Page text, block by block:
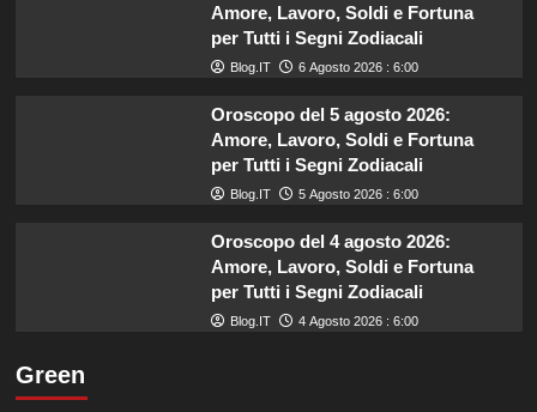
Amore, Lavoro, Soldi e Fortuna
per Tutti i Segni Zodiacali
Blog.IT 6 Agosto 2026 : 6:00
Oroscopo del 5 agosto 2026:
Amore, Lavoro, Soldi e Fortuna
per Tutti i Segni Zodiacali
Blog.IT 5 Agosto 2026 : 6:00
Oroscopo del 4 agosto 2026:
Amore, Lavoro, Soldi e Fortuna
per Tutti i Segni Zodiacali
Blog.IT 4 Agosto 2026 : 6:00
Green